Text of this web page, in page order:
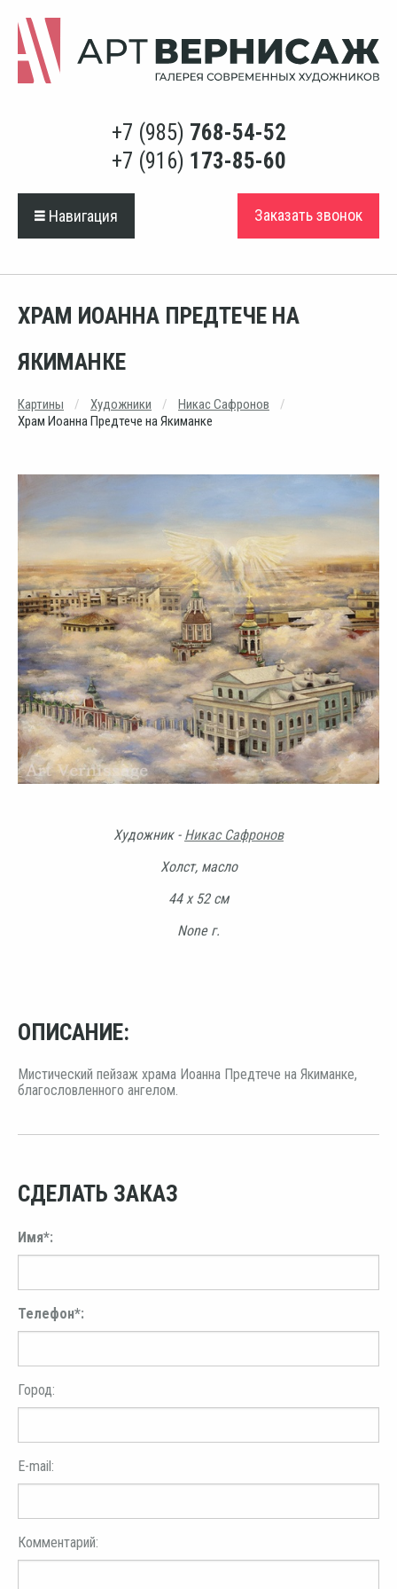
+7 (985) 768-54-52
+7 (916) 173-85-60
Навигация Заказать звонок
ХРАМ ИОАННА ПРЕДТЕЧЕ НА
ЯКИМАНКЕ
Картины Художники
Никас Сафронов
Храм Иоанна Предтече на Якиманке
Художник - Никас Сафронов
Холст, масло
44 х 52 см
None г.
ОПИСАНИЕ:
Мистический пейзаж храма Иоанна Предтече на Якиманке,
благословленного ангелом.
СДЕЛАТЬ ЗАКАЗ
Имя*:
Телефон*:
Город:
E-mail:
Комментарий: